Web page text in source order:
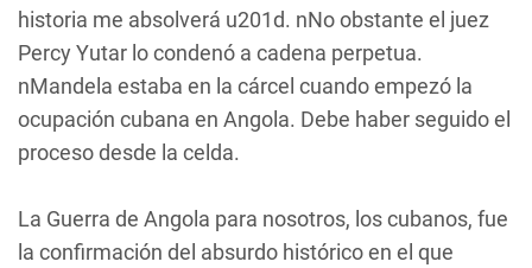
historia me absolverá u201d. nNo obstante el juez
Percy Yutar lo condenó a cadena perpetua.
nMandela estaba en la cárcel cuando empezó la
ocupación cubana en Angola. Debe haber seguido el
proceso desde la celda.
La Guerra de Angola para nosotros, los cubanos, fue
la confirmación del absurdo histórico en el que